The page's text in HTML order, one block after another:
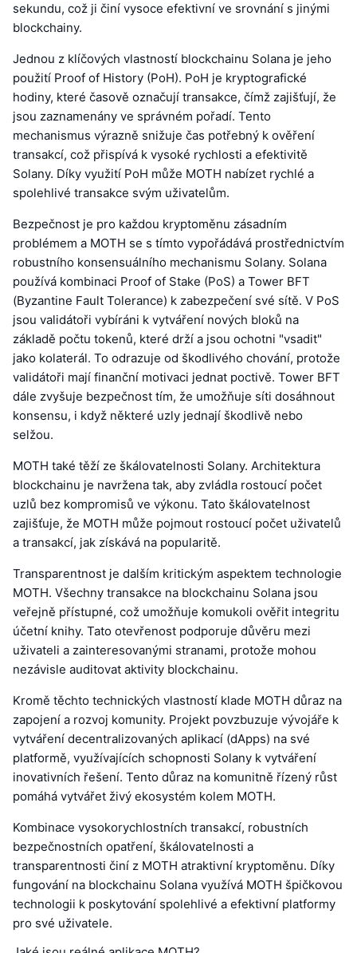
sekundu, což ji činí vysoce efektivní ve srovnání s jinými
blockchainy.
Jednou z klíčových vlastností blockchainu Solana je jeho
použití Proof of History (PoH). PoH je kryptografické
hodiny, které časově označují transakce, čímž zajišťují, že
jsou zaznamenány ve správném pořadí. Tento
mechanismus výrazně snižuje čas potřebný k ověření
transakcí, což přispívá k vysoké rychlosti a efektivitě
Solany. Díky využití PoH může MOTH nabízet rychlé a
spolehlivé transakce svým uživatelům.
Bezpečnost je pro každou kryptoměnu zásadním
problémem a MOTH se s tímto vypořádává prostřednictvím
robustního konsensuálního mechanismu Solany. Solana
používá kombinaci Proof of Stake (PoS) a Tower BFT
(Byzantine Fault Tolerance) k zabezpečení své sítě. V PoS
jsou validátoři vybíráni k vytváření nových bloků na
základě počtu tokenů, které drží a jsou ochotni "vsadit"
jako kolaterál. To odrazuje od škodlivého chování, protože
validátoři mají finanční motivaci jednat poctivě. Tower BFT
dále zvyšuje bezpečnost tím, že umožňuje síti dosáhnout
konsensu, i když některé uzly jednají škodlivě nebo
selžou.
MOTH také těží ze škálovatelnosti Solany. Architektura
blockchainu je navržena tak, aby zvládla rostoucí počet
uzlů bez kompromisů ve výkonu. Tato škálovatelnost
zajišťuje, že MOTH může pojmout rostoucí počet uživatelů
a transakcí, jak získává na popularitě.
Transparentnost je dalším kritickým aspektem technologie
MOTH. Všechny transakce na blockchainu Solana jsou
veřejně přístupné, což umožňuje komukoli ověřit integritu
účetní knihy. Tato otevřenost podporuje důvěru mezi
uživateli a zainteresovanými stranami, protože mohou
nezávisle auditovat aktivity blockchainu.
Kromě těchto technických vlastností klade MOTH důraz na
zapojení a rozvoj komunity. Projekt povzbuzuje vývojáře k
vytváření decentralizovaných aplikací (dApps) na své
platformě, využívajících schopnosti Solany k vytváření
inovativních řešení. Tento důraz na komunitně řízený růst
pomáhá vytvářet živý ekosystém kolem MOTH.
Kombinace vysokorychlostních transakcí, robustních
bezpečnostních opatření, škálovatelnosti a
transparentnosti činí z MOTH atraktivní kryptoměnu. Díky
fungování na blockchainu Solana využívá MOTH špičkovou
technologii k poskytování spolehlivé a efektivní platformy
pro své uživatele.